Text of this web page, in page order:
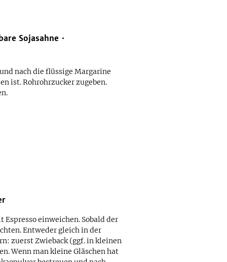
Sojasahne
nach die flüssige Margarine
ist. Rohrohrzucker zugeben.
einweichen. Sobald der
Entweder gleich in der
zuerst Zwieback (ggf. in kleinen
Wenn man kleine Gläschen hat